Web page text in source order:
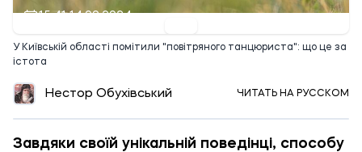
15:41 14.09.2024
У Київській області помітили "повітряного танцюриста": що це за
істота
Нестор Обухівський ЧИТАТЬ НА РУССКОМ
Завдяки своїй унікальній поведінці, способу